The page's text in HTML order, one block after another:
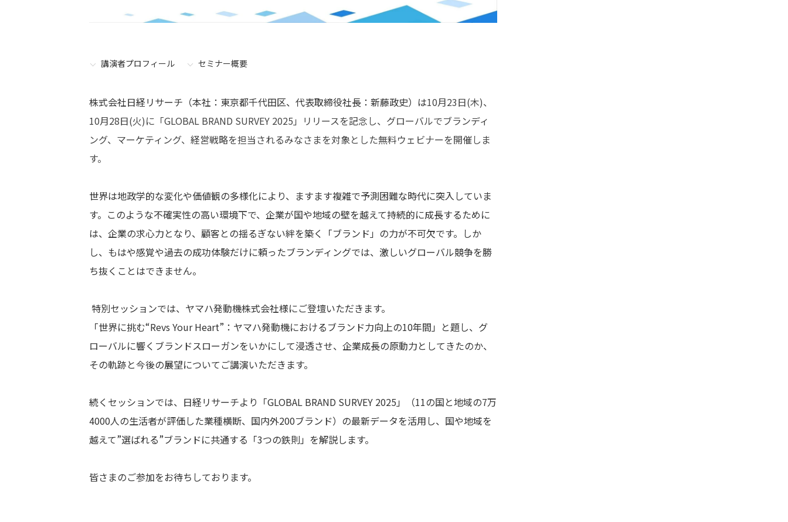
講演者プロフィール セミナー概要
株式会社日経リサーチ（本社：東京都千代田区、代表取締役社長：新藤政史）は10月23日(木)、
10月28日(火)に 「GLOBAL BRAND SURVEY 2025」 リリースを記念し、グローバルでブランディ
ング、マーケティング、経営戦略を担当されるみなさまを対象とした無料ウェビナーを開催しま
す。
世界は地政学的な変化や価値観の多様化により、ますます複雑で予測困難な時代に突入していま
す。このような不確実性の高い環境下で、企業が国や地域の壁を越えて持続的に成長するために
は、企業の求心力となり、顧客との揺るぎない絆を築く「ブランド」の力が不可欠です。しか
し、もはや感覚や過去の成功体験だけに頼ったブランディングでは、激しいグローバル競争を勝
ち抜くことはできません。
特別セッションでは、ヤマハ発動機株式会社様にご登壇いただきます。
「世界に挑む“Revs Your Heart” ：ヤマハ発動機におけるブランド力向上の10年間」と題し、グ
ローバルに響くブランドスローガンをいかにして浸透させ、企業成長の原動力としてきたのか、
その軌跡と今後の展望についてご講演いただきます。
続くセッションでは、日経リサーチより「GLOBAL BRAND SURVEY 2025 」（11の国と地域の7万
4000人の生活者が評価した業種横断、国内外200ブランド）の最新データを活用し、国や地域を
越えて”選ばれる”ブランドに共通する「3つの鉄則」を解説します。
皆さまのご参加をお待ちしております。